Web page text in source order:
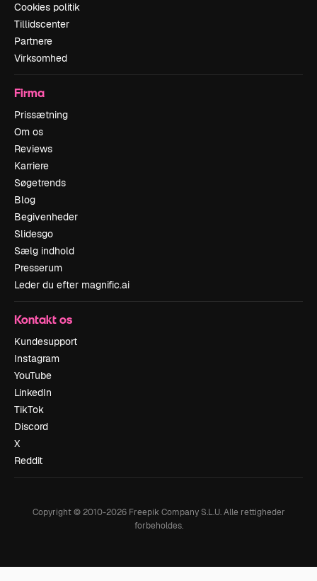
Cookies politik
Tillidscenter
Partnere
Virksomhed
Firma
Prissætning
Om os
Reviews
Karriere
Søgetrends
Blog
Begivenheder
Slidesgo
Sælg indhold
Presserum
Leder du efter magnific.ai
Kontakt os
Kundesupport
Instagram
YouTube
LinkedIn
TikTok
Discord
X
Reddit
Copyright © 2010-2026Freepik Company S.L.U. Alle rettigheder
forbeholdes.